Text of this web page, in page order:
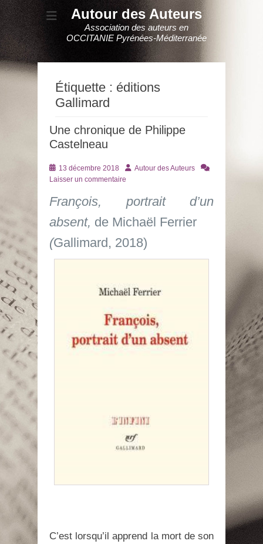
Autour des Auteurs
Association des auteurs en
OCCITANIE Pyrénées-Méditerranée
Étiquette : éditions
Gallimard
Une chronique de Philippe
Castelneau
Posté
le
13 décembre 2018 AuteurAutour des Auteurs
Laisser un commentaire
François, portrait d’un
absent, de Michaël Ferrier
(Gallimard, 2018)
C’est lorsqu’il apprend la mort de son